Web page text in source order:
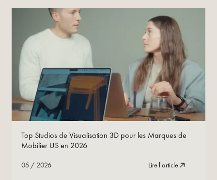
Lire maintenant
Top Studios de Visualisation 3D pour les Marques de
Mobilier US en 2026
05 / 2026 Lire l'article